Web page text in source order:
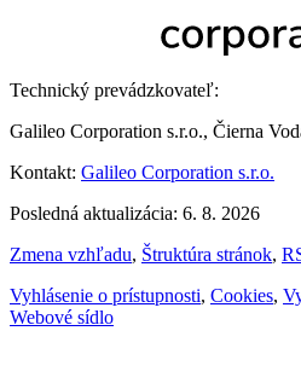
Technický prevádzkovateľ:
Galileo Corporation s.r.o., Čierna
Kontakt: Galileo Corporation s.r.o.
Posledná aktualizácia: 6. 8. 2026
Zmena vzhľadu, Štruktúra stránok,
Vyhlásenie o prístupnosti, Cookies,
Webové sídlo